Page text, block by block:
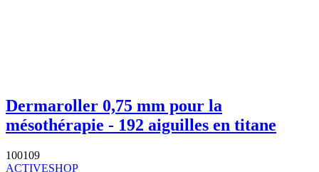
Dermaroller 0,75 mm pour la
mésothérapie - 192 aiguilles en titane
100109
ACTIVESHOP